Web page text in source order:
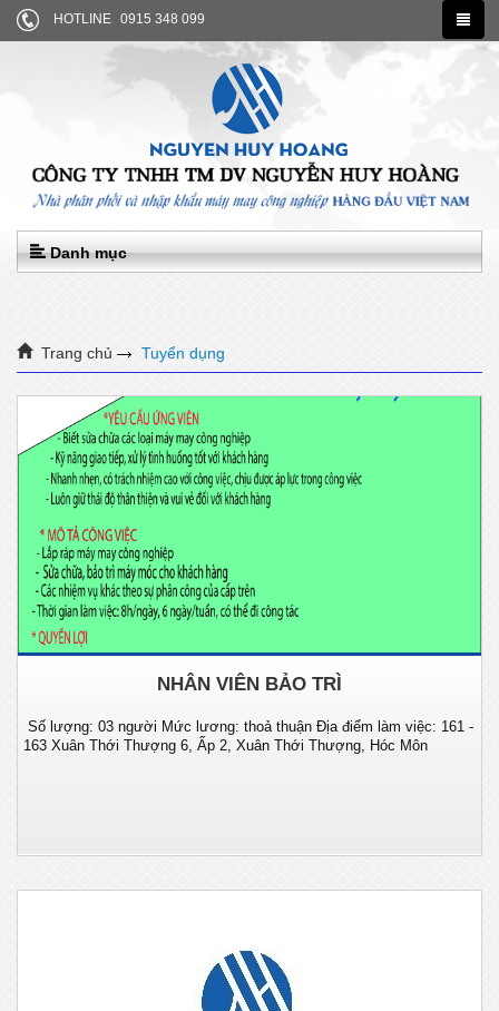
HOTLINE 0915 348 099
Danh mục
Trang chủ Tuyển dụng
NHÂN VIÊN BẢO TRÌ
Số lượng: 03 người Mức lương: thoả thuận Địa điểm làm việc: 161 -
163 Xuân Thới Thượng 6, Ấp 2, Xuân Thới Thượng, Hóc Môn